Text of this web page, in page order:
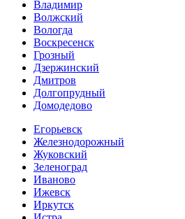
Владимир
Волжский
Вологда
Воскресенск
Грозный
Дзержинский
Дмитров
Долгопрудный
Домодедово
Егорьевск
Железнодорожный
Жуковский
Зеленоград
Иваново
Ижевск
Иркутск